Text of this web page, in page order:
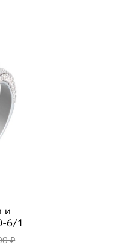
и
6/1
₽